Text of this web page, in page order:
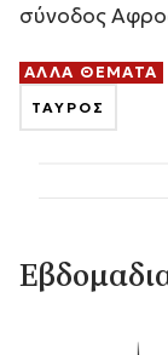
σύνοδος
ΑΛΛΑ ΘΕΜΑΤΑ
ΤΑΥΡΟΣ